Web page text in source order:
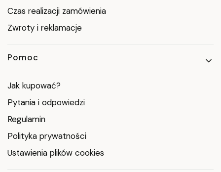
Czas realizacji zamówienia
Zwroty i reklamacje
Pomoc
Jak kupować?
Pytania i odpowiedzi
Regulamin
Polityka prywatności
Ustawienia plików cookies